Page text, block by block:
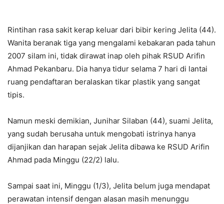
Rintihan rasa sakit kerap keluar dari bibir kering Jelita (44).
Wanita beranak tiga yang mengalami kebakaran pada tahun
2007 silam ini, tidak dirawat inap oleh pihak RSUD Arifin
Ahmad Pekanbaru. Dia hanya tidur selama 7 hari di lantai
ruang pendaftaran beralaskan tikar plastik yang sangat
tipis.
Namun meski demikian, Junihar Silaban (44), suami Jelita,
yang sudah berusaha untuk mengobati istrinya hanya
dijanjikan dan harapan sejak Jelita dibawa ke RSUD Arifin
Ahmad pada Minggu (22/2) lalu.
Sampai saat ini, Minggu (1/3), Jelita belum juga mendapat
perawatan intensif dengan alasan masih menunggu